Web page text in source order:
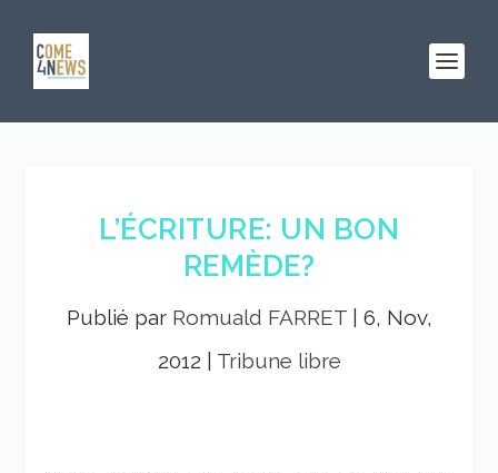
L’ÉCRITURE: UN BON
REMÈDE?
Publié par Romuald FARRET| 6, Nov,
2012
Tribune libre